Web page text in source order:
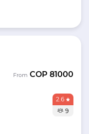
From COP 81000
2.6
9